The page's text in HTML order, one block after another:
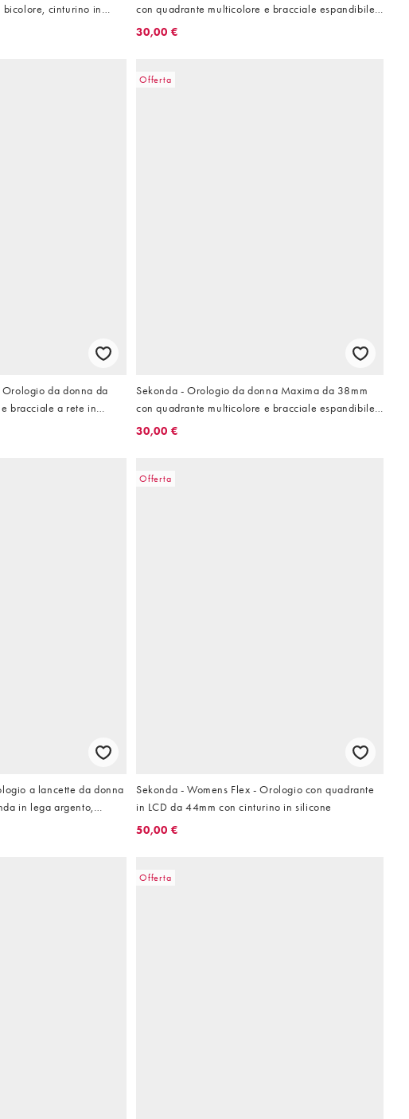
bicolore, cinturino in
e quadrante grigio
con quadrante multicolore e bracciale espandibile
in acciaio inossidabile
30,00 €
da donna da
bracciale a rete in
Offerta
Sekonda - Orologio da donna Maxima da 38mm
con quadrante multicolore e bracciale espandibile
in acciaio inossidabile
30,00 €
a lancette da donna
in lega argento,
argento
Offerta
Sekonda - Womens Flex - Orologio con quadrante
in LCD da 44mm con cinturino in silicone
50,00 €
Offerta